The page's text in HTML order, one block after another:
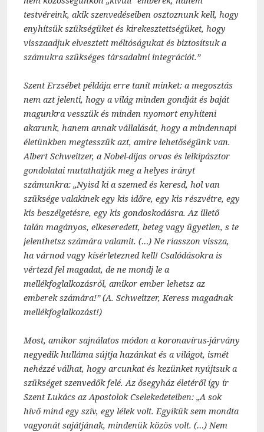
testvéreink, akik szenvedéseiben osztoznunk kell, hogy
enyhítsük szükségüket és kirekesztettségüket, hogy
visszaadjuk elvesztett méltóságukat és biztosítsuk a
számukra szükséges társadalmi integrációt.”
Szent Erzsébet példája erre tanít minket: a megosztás
nem azt jelenti, hogy a világ minden gondját és baját
magunkra vesszük és minden nyomort enyhíteni
akarunk, hanem annak vállalását, hogy a mindennapi
életünkben megtesszük azt, amire lehetőségünk van.
Albert Schweitzer, a Nobel-díjas orvos és lelkipásztor
gondolatai mutathatják meg a helyes irányt
számunkra: „Nyisd ki a szemed és keresd, hol van
szüksége valakinek egy kis időre, egy kis részvétre, egy
kis beszélgetésre, egy kis gondoskodásra. Az illető
talán magányos, elkeseredett, beteg vagy ügyetlen, s te
jelenthetsz számára valamit. (…) Ne riasszon vissza,
ha várnod vagy kísérletezned kell! Csalódásokra is
vértezd fel magadat, de ne mondj le a
mellékfoglalkozásról, amikor ember lehetsz az
emberek számára!” (A. Schweitzer, Keress magadnak
mellékfoglalkozást!)
Most, amikor sajnálatos módon a koronavírus-járvány
negyedik hulláma sújtja hazánkat és a világot, ismét
nehézzé válhat, hogy arcunkat és kezünket nyújtsuk a
szükséget szenvedők felé. Az ősegyház életéről így ír
Szent Lukács az Apostolok Cselekedeteiben: „A sok
hívő mind egy szív, egy lélek volt. Egyikük sem mondta
vagyonát sajátjának, mindenük közös volt. (…) Nem